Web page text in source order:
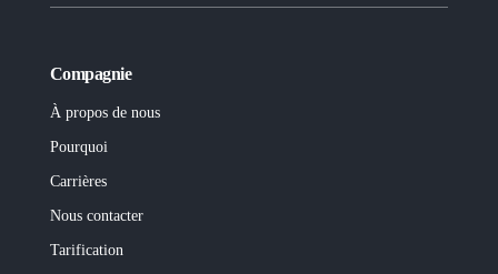
Compagnie
À propos de nous
Pourquoi
Carrières
Nous contacter
Tarification